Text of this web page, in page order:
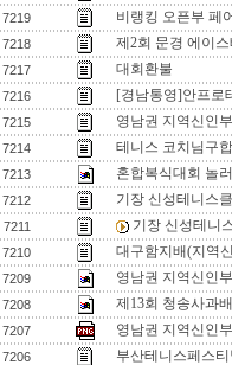
7219 비랭킹 오픈부 페
7218 제2회 문경 에이
7217 대회환불
7216 [경남통영]안프로
7215 영남권 지역신인부
7214 테니스 코치님구
7213 혼합복식대회 놀
7212 기장 신성테니스
7211 기장 신성테니
7210 대구함지배(지역
7209 영남권 지역신인
7208 제13회 청송사과
7207 영남권 지역신인
7206 부산테니스페스